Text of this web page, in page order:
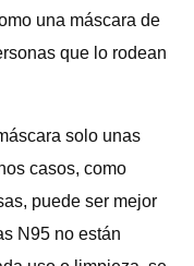
una máscara de
que lo rodean
solo unas
casos, como
puede ser mejor
N95 no están